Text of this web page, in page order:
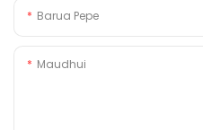
Barua Pepe
Maudhui